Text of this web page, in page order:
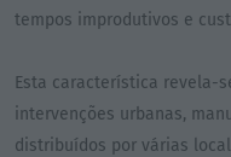
tempos improdutivos e
Esta característica revela-
intervenções urbanas,
distribuídos por várias